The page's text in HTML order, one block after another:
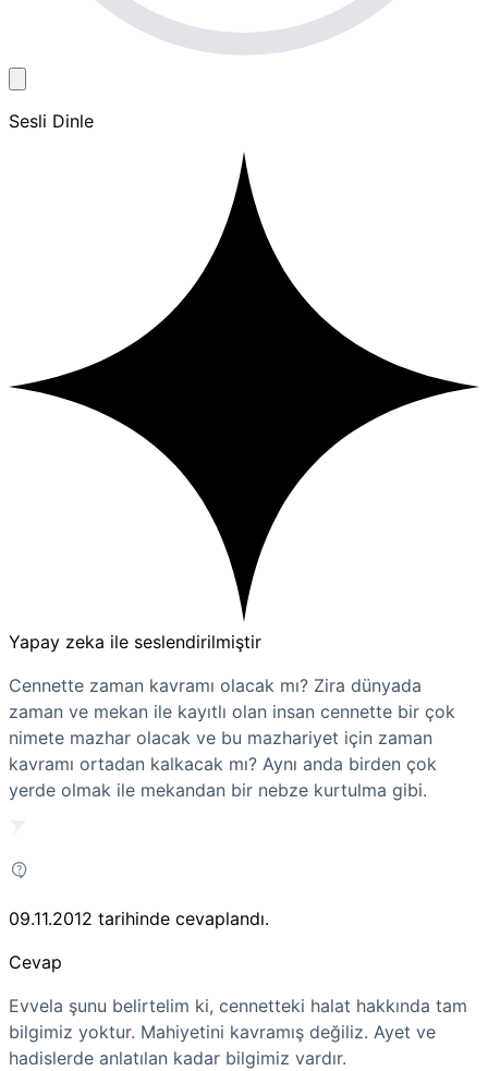
Sesli Dinle
Yapay zeka ile seslendirilmiştir
Cennette zaman kavramı olacak mı? Zira dünyada
zaman ve mekan ile kayıtlı olan insan cennette bir çok
nimete mazhar olacak ve bu mazhariyet için zaman
kavramı ortadan kalkacak mı? Aynı anda birden çok
yerde olmak ile mekandan bir nebze kurtulma gibi.
09.11.2012 tarihinde cevaplandı.
Cevap
Evvela şunu belirtelim ki, cennetteki halat hakkında tam
bilgimiz yoktur. Mahiyetini kavramış değiliz. Ayet ve
hadislerde anlatılan kadar bilgimiz vardır.